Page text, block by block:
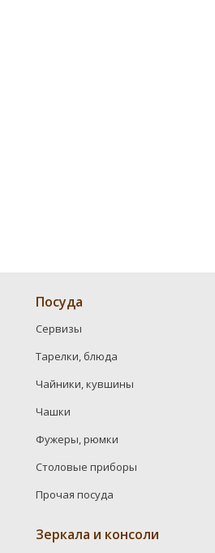
Посуда
Сервизы
Тарелки, блюда
Чайники, кувшины
Чашки
Фужеры, рюмки
Столовые приборы
Прочая посуда
Зеркала и консоли